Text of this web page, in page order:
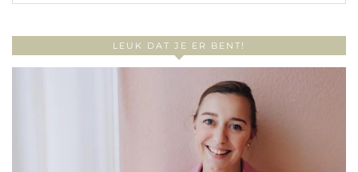
LEUK DAT JE ER BENT!